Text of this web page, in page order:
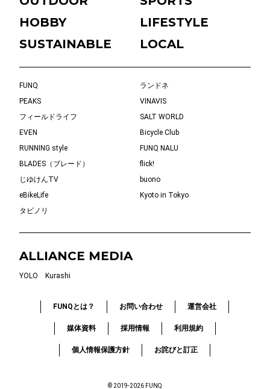
HOBBY
LIFESTYLE
SUSTAINABLE
LOCAL
FUNQ
ランドネ
PEAKS
VINAVIS
フィールドライフ
SALT WORLD
EVEN
Bicycle Club
RUNNING style
FUNQ NALU
BLADES（ブレード）
flick!
じゆけんTV
buono
eBikeLife
Kyoto in Tokyo
タビノリ
ALLIANCE MEDIA
YOLO Kurashi
FUNQとは？ お問い合わせ 運営会社
媒体資料 採用情報 利用規約
個人情報保護方針 お詫びと訂正
© 2019-2026 FUNQ